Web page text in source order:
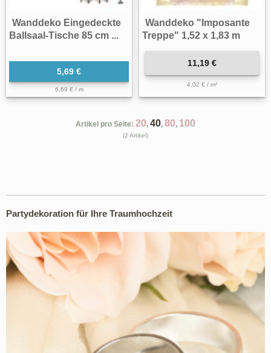
Wanddeko Eingedeckte
Ballsaal-Tische 85 cm ...
5,69 €
6,69 € / m
Wanddeko "Imposante
Treppe" 1,52 x 1,83 m
11,19 €
4,02 € / m²
Artikel pro Seite: 20, 40, 80, 100
(2 Artikel)
Partydekoration für Ihre Traumhochzeit